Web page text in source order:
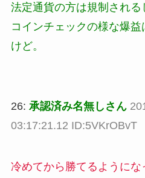
法定通貨の方は規制される
コインチェックの様な爆
けど。
26: 承認済み名無しさん
03:17:21.12 ID:5VKrOBvT
冷めてから勝てるようにな